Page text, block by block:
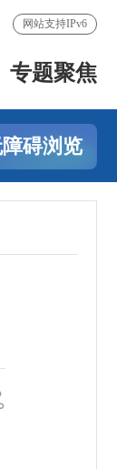
网站支持IPv6
专题聚焦
碍浏览